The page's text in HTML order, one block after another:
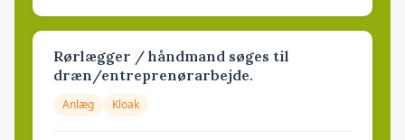
Rørlægger / håndmand søges til
dræn/entreprenørarbejde.
Anlæg Kloak